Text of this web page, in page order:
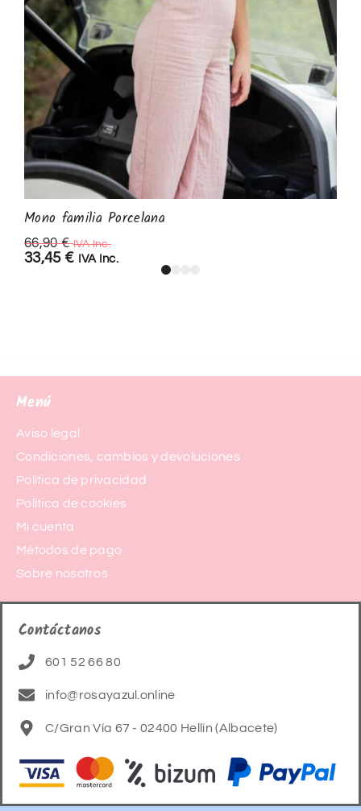
Mono familia Porcelana
66,90€ IVA Inc.
33,45 € IVA Inc.
Menú
Aviso legal
Condiciones, cambios y devoluciones
Política de privacidad
Política de cookies
Mi cuenta
Métodos de pago
Sobre nosotros
Contáctanos
601 52 66 80
info@rosayazul.online
C/Gran Vía 67 - 02400 Hellín (Albacete)